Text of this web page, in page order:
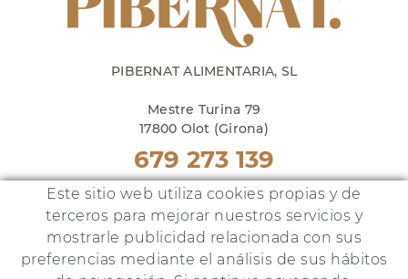
PIBERNAT ALIMENTARIA, SL
Mestre Turina 79
17800 Olot (Girona)
679 273 139
Punto venta en Olot
lunes a viernes de 10h a 18h
y sábados de 10h a 14h
Este sitio web utiliza cookies propias y de
terceros para mejorar nuestros servicios y
mostrarle publicidad relacionada con sus
preferencias mediante el análisis de sus hábitos